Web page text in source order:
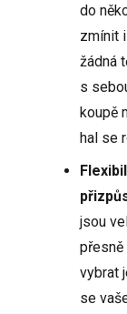
do
zmínit
žádná
s
koupě
hal se
jsou
vybrat
se